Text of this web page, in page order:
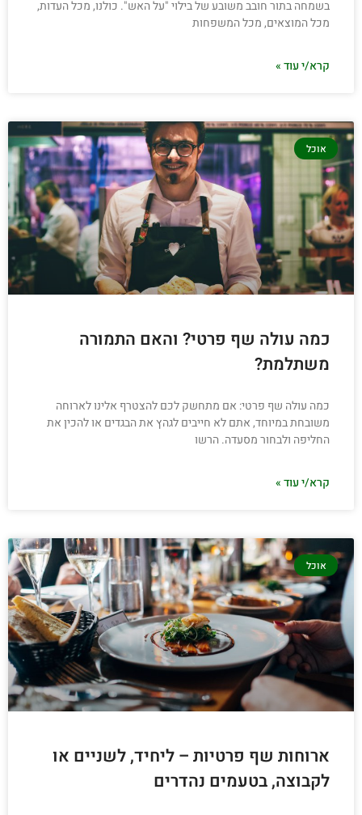
בשמחה בתור חובב משובע של בילוי "על האש". כולנו, מכל העדות,
מכל המוצאים, מכל המשפחות
קרא/י עוד »
אוכל
כמה עולה שף פרטי? והאם התמורה
משתלמת?
כמה עולה שף פרטי: אם מתחשק לכם להצטרף אלינו לארוחה
משובחת במיוחד, אתם לא חייבים לגהץ את הבגדים או להכין את
החליפה ולבחור מסעדה. הרשו
קרא/י עוד »
אוכל
ארוחות שף פרטיות – ליחיד, לשניים או
לקבוצה, בטעמים נהדרים